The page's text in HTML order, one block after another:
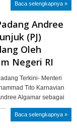
Baca selengkapnya »
Andree
(PJ)
Oleh
Negeri RI
Terkini- Menteri
Tito Karnavian
Algamar sebagai
Baca selengkapnya »